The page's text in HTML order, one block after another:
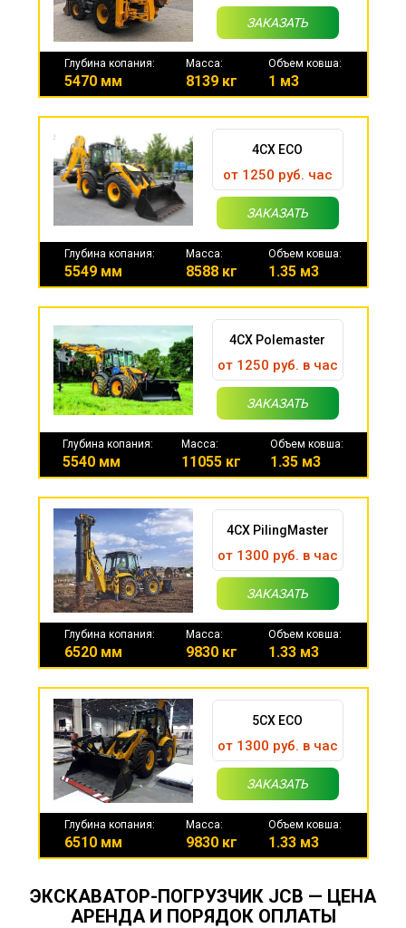
ЗАКАЗАТЬ
Глубина копания:
5470 мм
Масса:
8139 кг
Объем ковша:
1 м3
4CX ECO
от 1250 руб. час
ЗАКАЗАТЬ
Глубина копания:
5549 мм
Масса:
8588 кг
Объем ковша:
1.35 м3
4CX Polemaster
от 1250 руб. в час
ЗАКАЗАТЬ
Глубина копания:
5540 мм
Масса:
11055 кг
Объем ковша:
1.35 м3
4CX PilingMaster
от 1300 руб. в час
ЗАКАЗАТЬ
Глубина копания:
6520 мм
Масса:
9830 кг
Объем ковша:
1.33 м3
5CX ECO
от 1300 руб. в час
ЗАКАЗАТЬ
Глубина копания:
6510 мм
Масса:
9830 кг
Объем ковша:
1.33 м3
ЭКСКАВАТОР-ПОГРУЗЧИК JCB — ЦЕНА
АРЕНДА И ПОРЯДОК ОПЛАТЫ